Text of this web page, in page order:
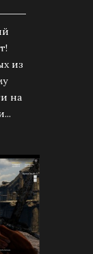
из
на